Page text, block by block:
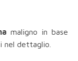
maligno in base
nel dettaglio.